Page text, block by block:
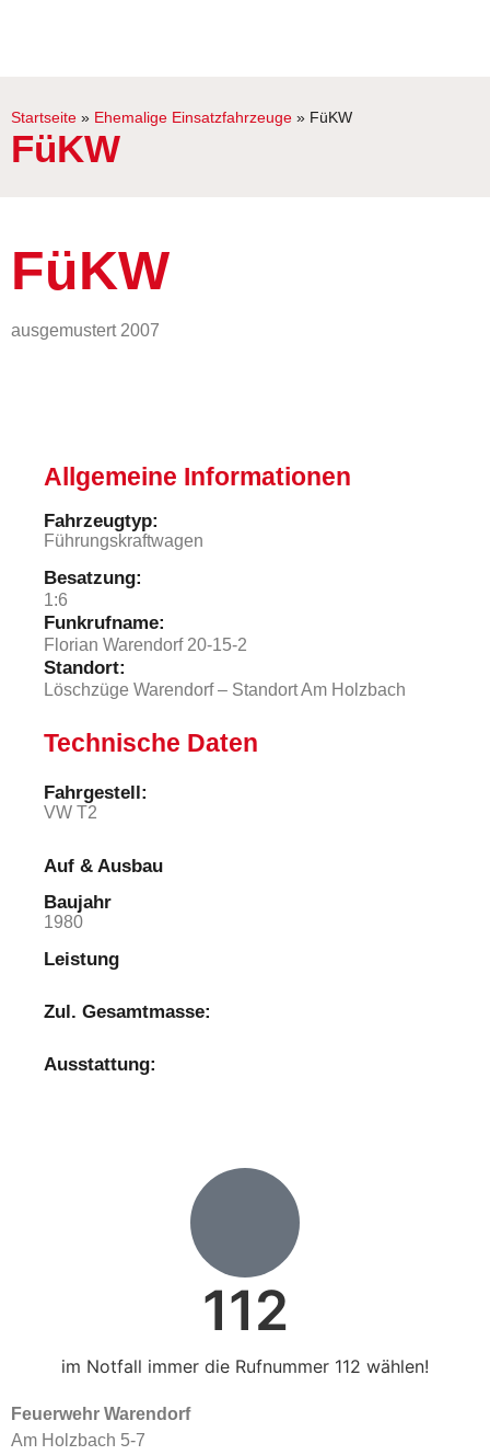
Startseite » Ehemalige Einsatzfahrzeuge » FüKW
FüKW
FüKW
ausgemustert 2007
Allgemeine Informationen
Fahrzeugtyp:
Führungskraftwagen
Besatzung:
1:6
Funkrufname:
Florian Warendorf 20-15-2
Standort:
Löschzüge Warendorf – Standort Am Holzbach
Technische Daten
Fahrgestell:​
VW T2
Auf & Ausbau
Baujahr
1980
Leistung
Zul. Gesamtmasse:
Ausstattung:
112
im Notfall immer die Rufnummer 112 wählen!
Feuerwehr Warendorf
Am Holzbach 5-7